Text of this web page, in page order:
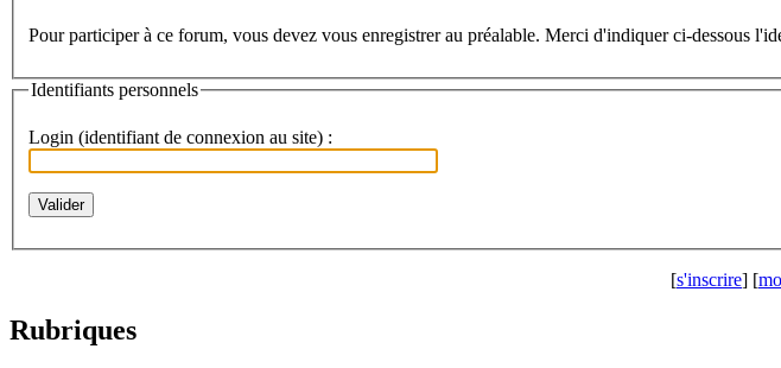
Identifiants personnels
Login (identifiant de connexion au site) :
[s'inscrire] [
Rubriques